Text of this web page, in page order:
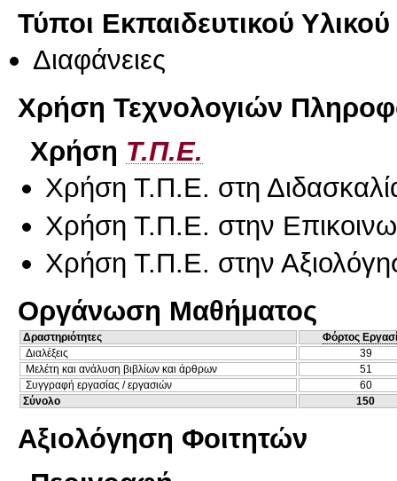
Τύποι Εκπαιδευτικού Υλικού
Διαφάνειες
Χρήση Τεχνολογιών
Χρήση Τ.Π.Ε.
Χρήση Τ.Π.Ε. στη
Χρήση Τ.Π.Ε. στην
Χρήση Τ.Π.Ε. στην
Οργάνωση Μαθήματος
Δραστηριότητες
Φόρτος
Διαλέξεις
39
Μελέτη και ανάλυση βιβλίων και άρθρων
51
Συγγραφή εργασίας / εργασιών
60
Σύνολο
150
Αξιολόγηση Φοιτητών